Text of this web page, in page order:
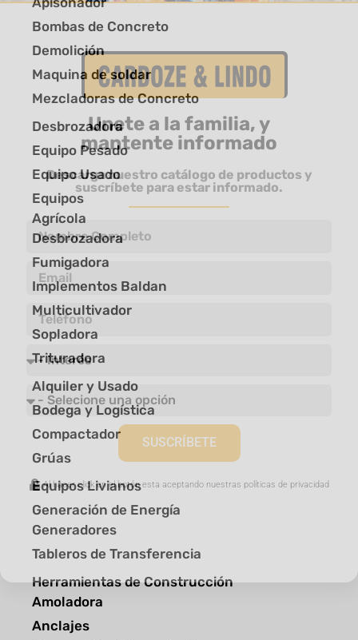
Bombas de Concreto
Demolición
Maquina de soldar
Mezcladoras de Concreto
Desbrozadora
Equipo Pesado
Equipo Usado
Equipos
Agrícola
Desbrozadora
Fumigadora
Implementos Baldan
Multicultivador
Sopladora
Trituradora
Alquiler y Usado
Bodega y Logística
Compactador
Grúas
Equipos Livianos
Generación de Energía
Generadores
Tableros de Transferencia
Herramientas de Construcción
Amoladora
Anclajes
Unete a la familia, y
mantente informado
Descarga nuestro catálogo de productos y
suscríbete para estar informado.
SUSCRÍBETE
Al hacer click en el botón esta aceptando nuestras políticas de privacidad